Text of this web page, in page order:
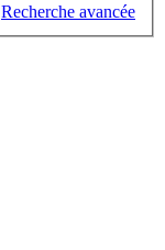
Recherche avancée